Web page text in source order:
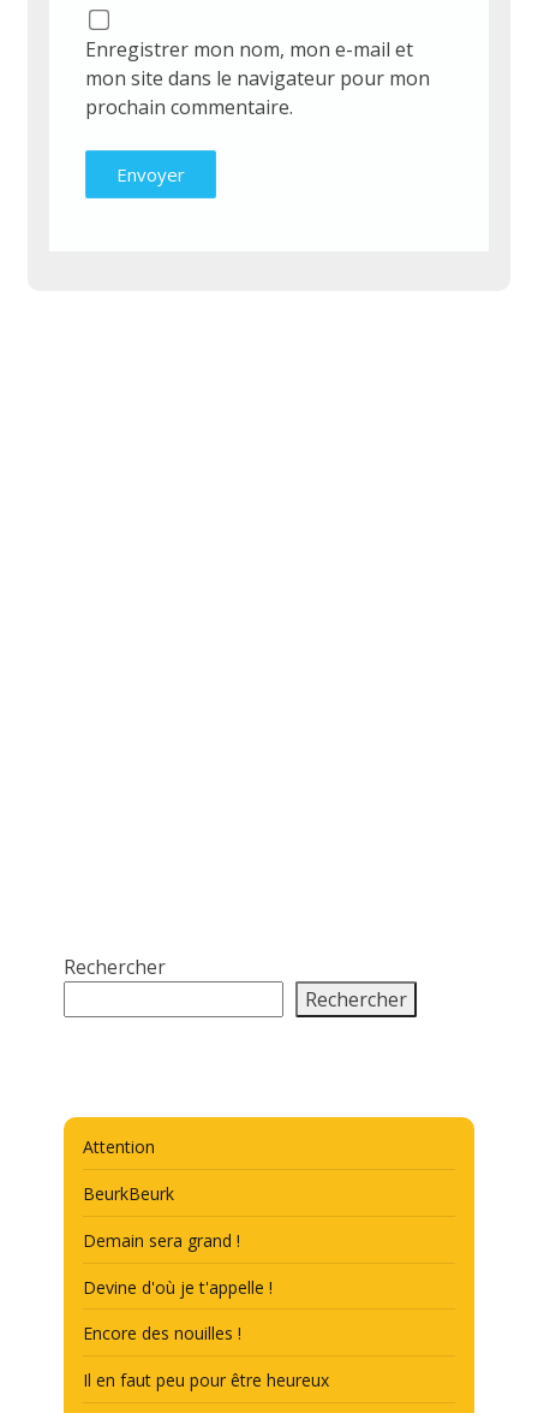
Enregistrer mon nom, mon e-mail et
mon site dans le navigateur pour mon
prochain commentaire.
Rechercher
Rechercher
Attention
BeurkBeurk
Demain sera grand !
Devine d'où je t'appelle !
Encore des nouilles !
Il en faut peu pour être heureux